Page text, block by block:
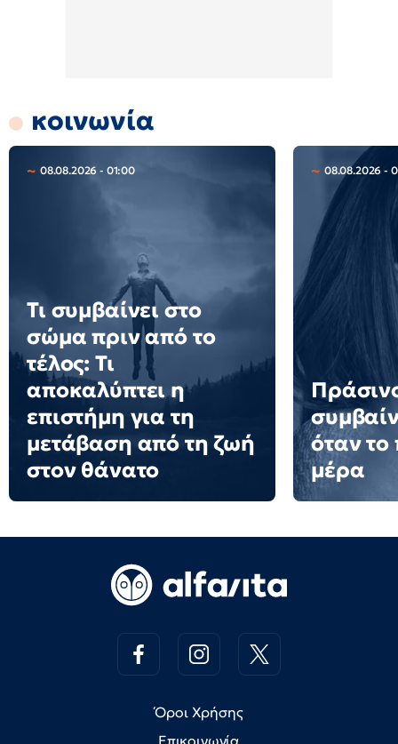
κοινωνία
08.08.2026 - 01:00
Τι συμβαίνει στο
σώμα πριν από το
τέλος: Τι
αποκαλύπτει η
επιστήμη για τη
μετάβαση από τη ζωή
στον θάνατο
08.08.2026 -
όταν το
μέρα
Όροι Χρήσης
Επικοινωνία